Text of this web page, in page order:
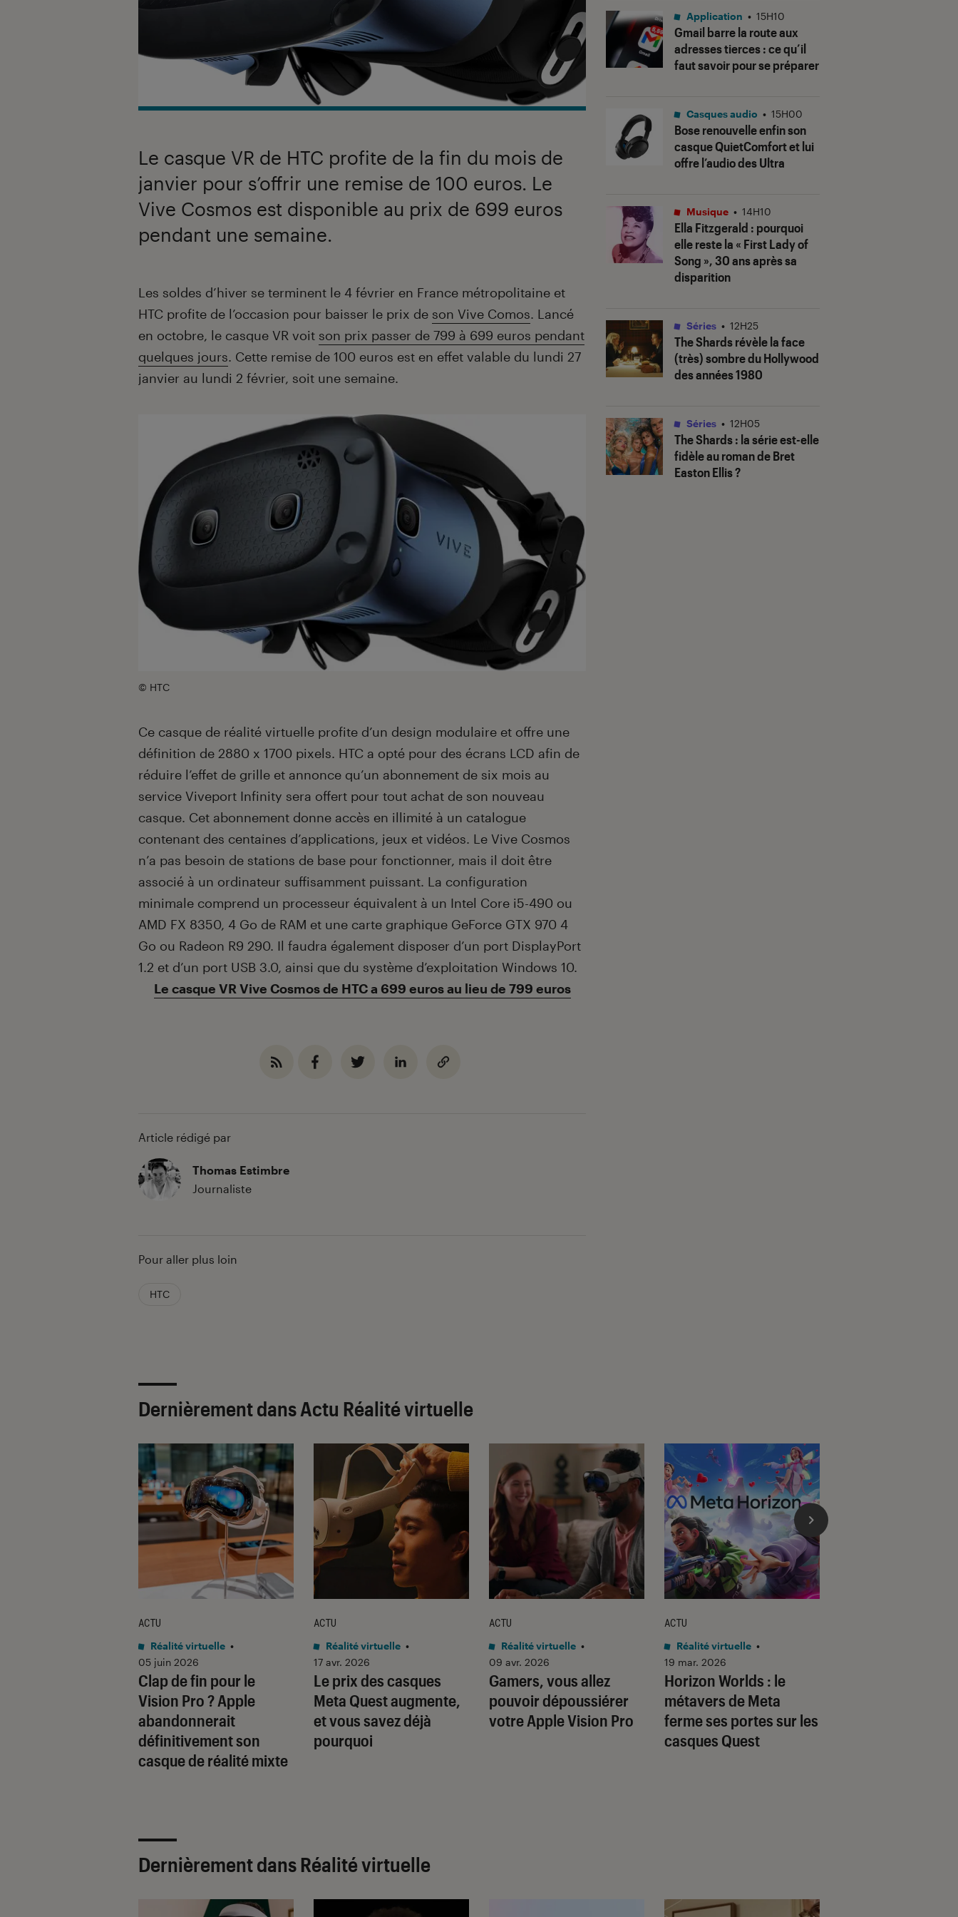
Le casque VR de HTC profite de la fin du mois de
janvier pour s’offrir une remise de 100 euros. Le
Vive Cosmos est disponible au prix de 699 euros
pendant une semaine.
Introduction
Les soldes d’hiver se terminent le 4 février en France métropolitaine et
HTC profite de l’occasion pour baisser le prix de son Vive Comos. Lancé
en octobre, le casque VR voit son prix passer de 799 à 699 euros pendant
quelques jours. Cette remise de 100 euros est en effet valable du lundi 27
janvier au lundi 2 février, soit une semaine.
© HTC
Ce casque de réalité virtuelle profite d’un design modulaire et offre une
définition de 2880 x 1700 pixels. HTC a opté pour des écrans LCD afin de
réduire l’effet de grille et annonce qu’un abonnement de six mois au
service Viveport Infinity sera offert pour tout achat de son nouveau
casque. Cet abonnement donne accès en illimité à un catalogue
contenant des centaines d’applications, jeux et vidéos. Le Vive Cosmos
n’a pas besoin de stations de base pour fonctionner, mais il doit être
associé à un ordinateur suffisamment puissant. La configuration
minimale comprend un processeur équivalent à un Intel Core i5-490 ou
AMD FX 8350, 4 Go de RAM et une carte graphique GeForce GTX 970 4
Go ou Radeon R9 290. Il faudra également disposer d’un port DisplayPort
1.2 et d’un port USB 3.0, ainsi que du système d’exploitation Windows 10.
Le casque VR Vive Cosmos de HTC a 699 euros au lieu de 799 euros
Article rédigé par
Thomas Estimbre
Journaliste
Pour aller plus loin
HTC
Gmail barre la route aux
adresses tierces : ce qu’il
faut savoir pour se préparer
Application • 15H10
Bose renouvelle enfin son
casque QuietComfort et lui
offre l’audio des Ultra
Casques audio • 15H00
Ella Fitzgerald : pourquoi
elle reste la « First Lady of
Song », 30 ans après sa
disparition
Musique • 14H10
The Shardsrévèle la face
(très) sombre du Hollywood
des années 1980
Séries • 12H25
The Shards: la série est-elle
fidèle au roman de Bret
Easton Ellis ?
Séries • 12H05
Dernièrement dans Actu Réalité virtuelle
Clap de fin pour le
Vision Pro ? Apple
abandonnerait
définitivement son
casque de réalité mixte
ACTU
Réalité virtuelle •
05 juin 2026
Le prix des casques
Meta Quest augmente,
et vous savez déjà
pourquoi
ACTU
Réalité virtuelle •
17 avr. 2026
Gamers, vous allez
pouvoir dépoussiérer
votre Apple Vision Pro
ACTU
Réalité virtuelle •
09 avr. 2026
Horizon Worlds : le
métavers de Meta
ferme ses portes sur les
casques Quest
ACTU
Réalité virtuelle •
19 mar. 2026
Dernièrement dans Réalité virtuelle